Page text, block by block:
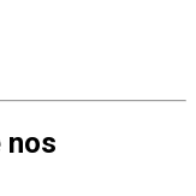
nos